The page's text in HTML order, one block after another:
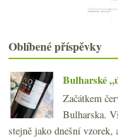
►2015(251)
2014(254)
►2013(249)
►2012(254)
► 2011(252)
►2010(249)
Oblíbené příspěvky
Bulharské
Začátkem
Bulharska.
stejně jako dnešní vzorek,